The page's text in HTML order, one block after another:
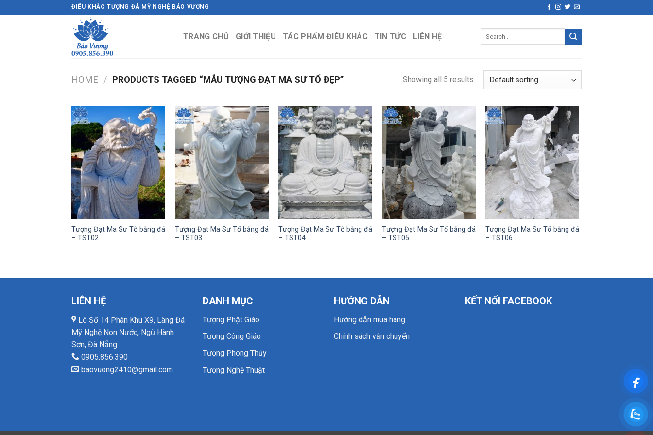
to
ĐIÊU KHẮC TƯỢNG ĐÁ MỸ NGHỆ BẢO VƯƠNG
TRANG CHỦ GIỚI THIỆU TÁC PHẨM ĐIÊU KHẮC TIN TỨC LIÊN HỆ
HOME / PRODUCTS TAGGED “MẪU TƯỢNG ĐẠT MA SƯ TỔ ĐẸP” Showing all 5 results
Tượng Đạt Ma Sư Tổ bằng đá
– TST02
Tượng Đạt Ma Sư Tổ bằng đá
– TST03
Tượng Đạt Ma Sư Tổ bằng đá
– TST04
Tượng Đạt Ma Sư Tổ bằng đá
– TST05
Tượng Đạt Ma Sư Tổ bằng đá
– TST06
LIÊN HỆ
Lô Số 14 Phân Khu X9, Làng Đá
Mỹ Nghệ Non Nước, Ngũ Hành
Sơn, Đà Nẵng
0905.856.390
baovuong2410@gmail.com
DANH MỤC
Tượng Phật Giáo
Tượng Công Giáo
Tượng Phong Thủy
Tượng Nghệ Thuật
HƯỚNG DẪN
Hướng dẫn mua hàng
Chính sách vận chuyển
KẾT NỐI FACEBOOK